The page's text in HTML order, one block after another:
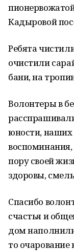
Кадыровой
Ребята
очистили
бани, на
Волонтеры в
юности, наших
пору своей
здоровы,
Спасибо
счастья и
дом
то очарование